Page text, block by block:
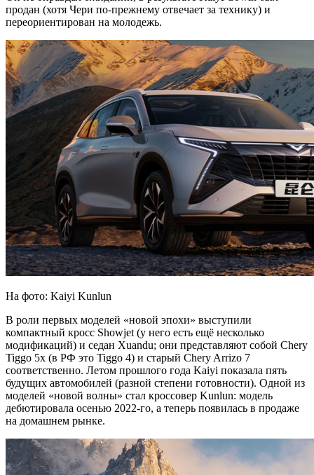
продан (хотя Чери по-прежнему отвечает за технику) и
переориентирован на молодежь.
На фото: Kaiyi Kunlun
В роли первых моделей «новой эпохи» выступили
компактный кросс Showjet (у него есть ещё несколько
модификаций) и седан Xuandu; они представляют собой Chery
Tiggo 5x (в РФ это Tiggo 4) и старый Chery Arrizo 7
соответственно. Летом прошлого года Kaiyi показала пять
будущих автомобилей (разной степени готовности). Одной из
моделей «новой волны» стал кроссовер Kunlun: модель
дебютировала осенью 2022-го, а теперь появилась в продаже
на домашнем рынке.